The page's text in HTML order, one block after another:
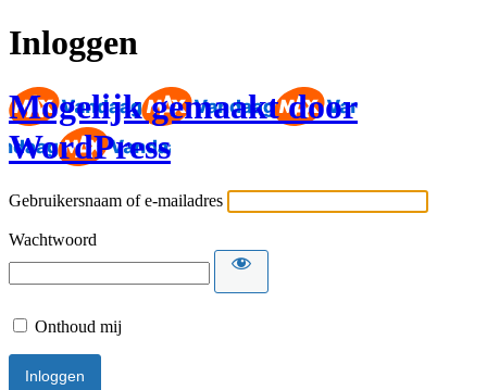
Inloggen
Mogelijk gemaakt door
WordPress
Gebruikersnaam of e-mailadres
Wachtwoord
Onthoud mij